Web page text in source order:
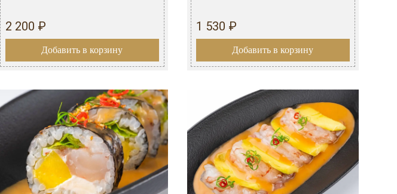
2 200 ₽
Добавить в корзину
1 530 ₽
Добавить в корзину